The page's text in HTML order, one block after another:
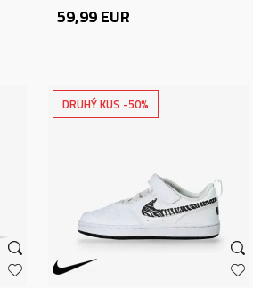
59,99EUR
DRUHÝ KUS -50%